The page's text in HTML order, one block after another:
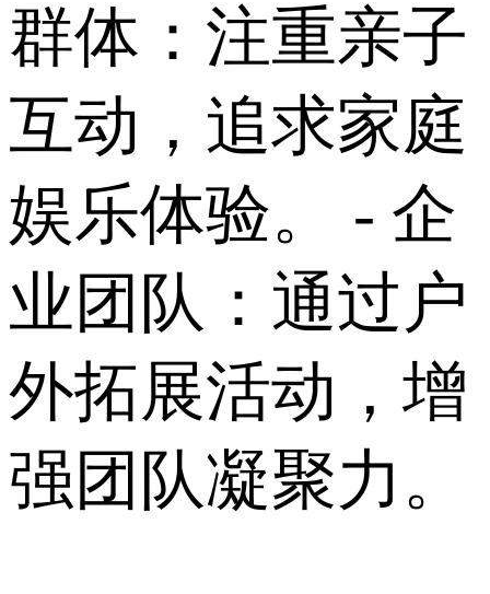
群体：注重亲子
互动，追求家庭
娱乐体验。 - 企
业团队：通过户
外拓展活动，增
强团队凝聚力。